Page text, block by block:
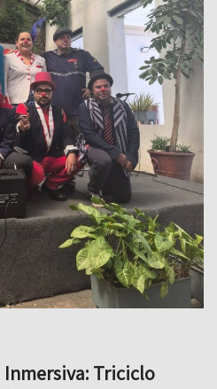
Inmersiva: Triciclo
17 Años de Magia en el